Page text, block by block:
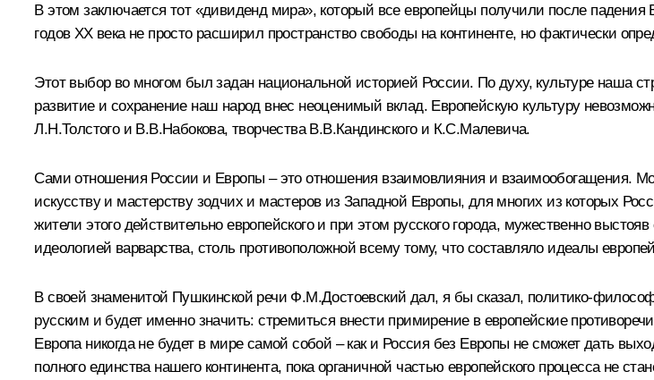
В этом заключается тот «дивиденд мира», который все европейцы получили после
годов ХХ века не просто расширил пространство свободы на континенте, но фактически
Этот выбор во многом был задан национальной историей России. По духу, культуре наша
развитие и сохранение наш народ внес неоценимый вклад. Европейскую культуру
Л.Н.Толстого и В.В.Набокова, творчества В.В.Кандинского и К.С.Малевича.
Сами отношения России и Европы – это отношения взаимовлияния и взаимообогащения.
искусству и мастерству зодчих и мастеров из Западной Европы, для многих из которых
жители этого действительно европейского и при этом русского города, мужественно
идеологией варварства, столь противоположной всему тому, что составляло идеалы
В своей знаменитой Пушкинской речи Ф.М.Достоевский дал, я бы сказал, политико-
русским и будет именно значить: стремиться внести примирение в европейские
Европа никогда не будет в мире самой собой – как и Россия без Европы не сможет дать
полного единства нашего континента, пока органичной частью европейского процесса не